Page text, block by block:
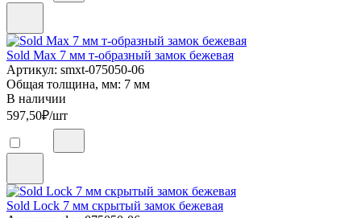
Sold Max 7 мм т-образный замок бежевая
Артикул: smxt-075050-06
Общая толщина, мм: 7 мм
В наличии
597,50₽/шт
Sold Lock 7 мм скрытый замок бежевая